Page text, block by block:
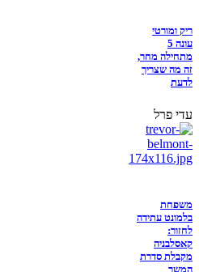
ריק ומורטי
עונה 5
מתחילה מחר,
זה מה שצריך
לדעת
עדי פרל
משפחת
בלמונט עתידה
לחזור:
קאסלבניה
מקבלת סדרת
המשך